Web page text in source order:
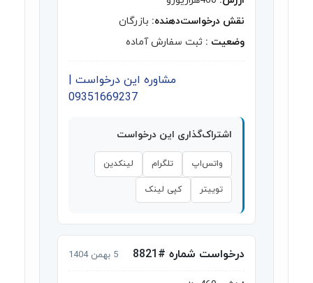
نقش درخواست‌دهنده: بازرگان
وضعیت : ثبت سفارش آماده
مشاوره این درخواست |
09351669237
اشتراک‌گذاری این درخواست
واتس‌اپ تلگرام لینکدین
توییتر کپی لینک
درخواست شماره #8821 5 بهمن 1404